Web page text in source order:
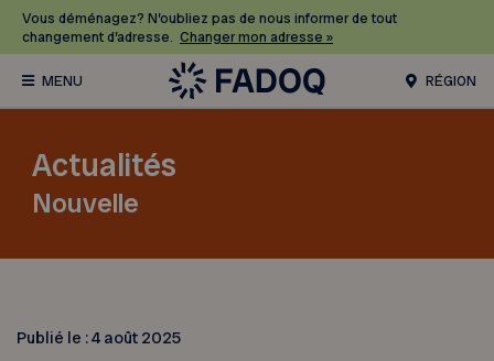
Vous déménagez? N’oubliez pas de nous informer de tout
changement d’adresse. Changer mon adresse »
RÉGION
Actualités
Nouvelle
Publié le :4 août 2025